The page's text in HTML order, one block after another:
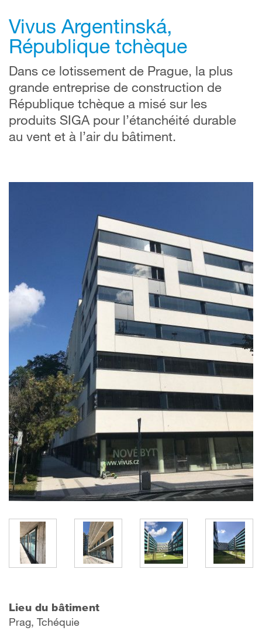
Vivus Argentinská,
République tchèque
Dans ce lotissement de Prague, la plus
grande entreprise de construction de
République tchèque a misé sur les
produits SIGA pour l’étanchéité durable
au vent et à l’air du bâtiment.
Lieu du bâtiment
Prag, Tchéquie